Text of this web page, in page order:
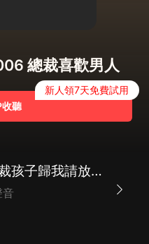
總裁喜歡男人
聽
新人領7天免費試用
幸福·奇情丨總裁孩子歸我請放手
音